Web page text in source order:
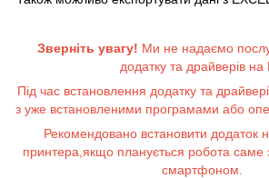
Зверніть увагу! Ми не надаємо
додатку та драйверів на
Під час встановлення додатку та
з уже встановленими програмами або
Рекомендовано встановити додаток
принтера,якщо планується робота
смартфоном.